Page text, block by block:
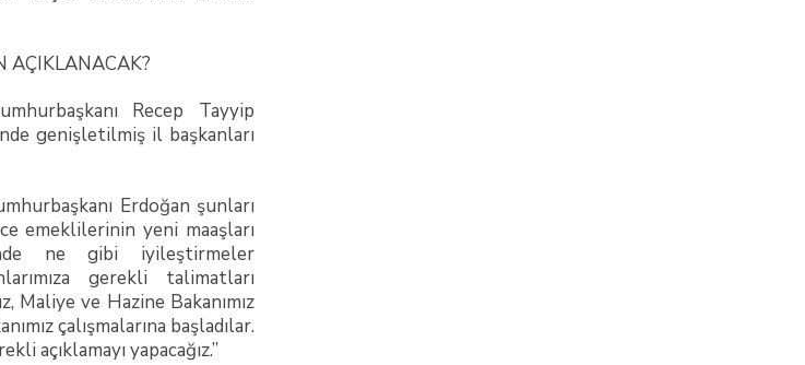
AÇIKLANACAK?
Recep Tayyip
genişletilmiş il başkanları
Erdoğan şunları
emeklilerinin yeni maaşları
ne gibi iyileştirmeler
gerekli talimatları
Maliye ve Hazine Bakanımız
çalışmalarına başladılar.
açıklamayı yapacağız.”